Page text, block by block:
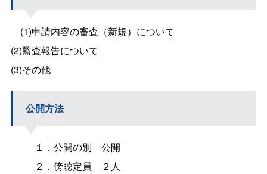
(1)申請内容の審査（新規）について
(2)監査報告について
(3)その他
公開方法
１．公開の別 公開
２．傍聴定員
２人